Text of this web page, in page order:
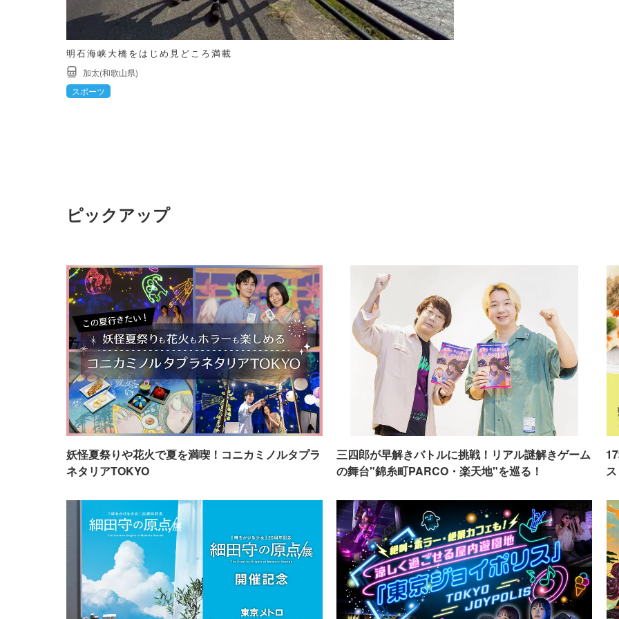
明石海峡大橋をはじめ見どころ満載
加太(和歌山県)
スポーツ
ピックアップ
妖怪夏祭りや花火で夏を満喫！コニカミノルタプラ
ネタリアTOKYO
三四郎が早解きバトルに挑戦！リアル謎解きゲーム
の舞台"錦糸町PARCO・楽天地"を巡る！